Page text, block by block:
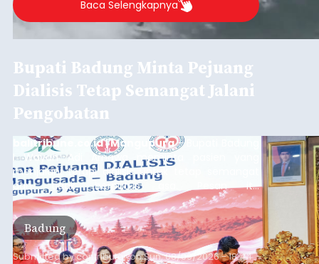
Baca Selengkapnya
Bupati Badung Minta Pejuang
Dialisis Tetap Semangat Jalani
Pengobatan
balitribune.co.id | Mangupura- Bupati Badung
I Wayan Adi Arnawa meminta pasien yang
menjalani terapi dialisis untuk tetap semangat
dan tidak berputus asa. Pesan itu
disampaikannya saat menghadiri Sarasehan
Pejuang Dialisis yang digelar RSD Mangusada di
Ruang Kertha Gosana, Puspem Badung, Minggu
(9/8/2026).
Badung
Submitted bycontributoronSun, 08/09/2026 - 18:44